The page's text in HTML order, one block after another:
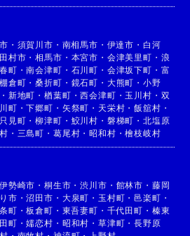
・ 須賀川市 ・ 南相馬市 ・ 伊達市 ・ 白河
田村市 ・相馬市 ・ 本宮市 ・ 会津美里町 ・ 浪
町 ・南会津町 ・ 石川町 ・ 会津坂下町 ・ 富
棚倉町 ・桑折町 ・ 鏡石町 ・ 大熊町 ・ 小野
・ 新地町 ・楢葉町 ・西会津町 ・ 玉川村 ・ 双
町 ・下郷町 ・ 矢祭町 ・ 天栄村 ・飯舘村 ・
只見町 ・柳津町 ・ 鮫川村 ・ 磐梯町 ・ 北塩原
・ 三島町 ・ 葛尾村 ・昭和村 ・檜枝岐村
伊勢崎市 ・桐生市 ・渋川市 ・ 館林市 ・ 藤岡
市 ・沼田市 ・ 大泉町 ・ 玉村町 ・邑楽町 ・
町 ・板倉町 ・ 東吾妻町 ・ 千代田町 ・ 榛東
町 ・嬬恋村 ・ 昭和村 ・ 草津町 ・長野原